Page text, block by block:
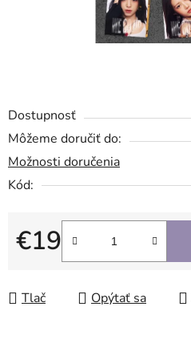
Dostupnosť
Môžeme doručiť do:
Možnosti doručenia
Kód:
€19
Jednotková cena:
Tlač Opýtať sa